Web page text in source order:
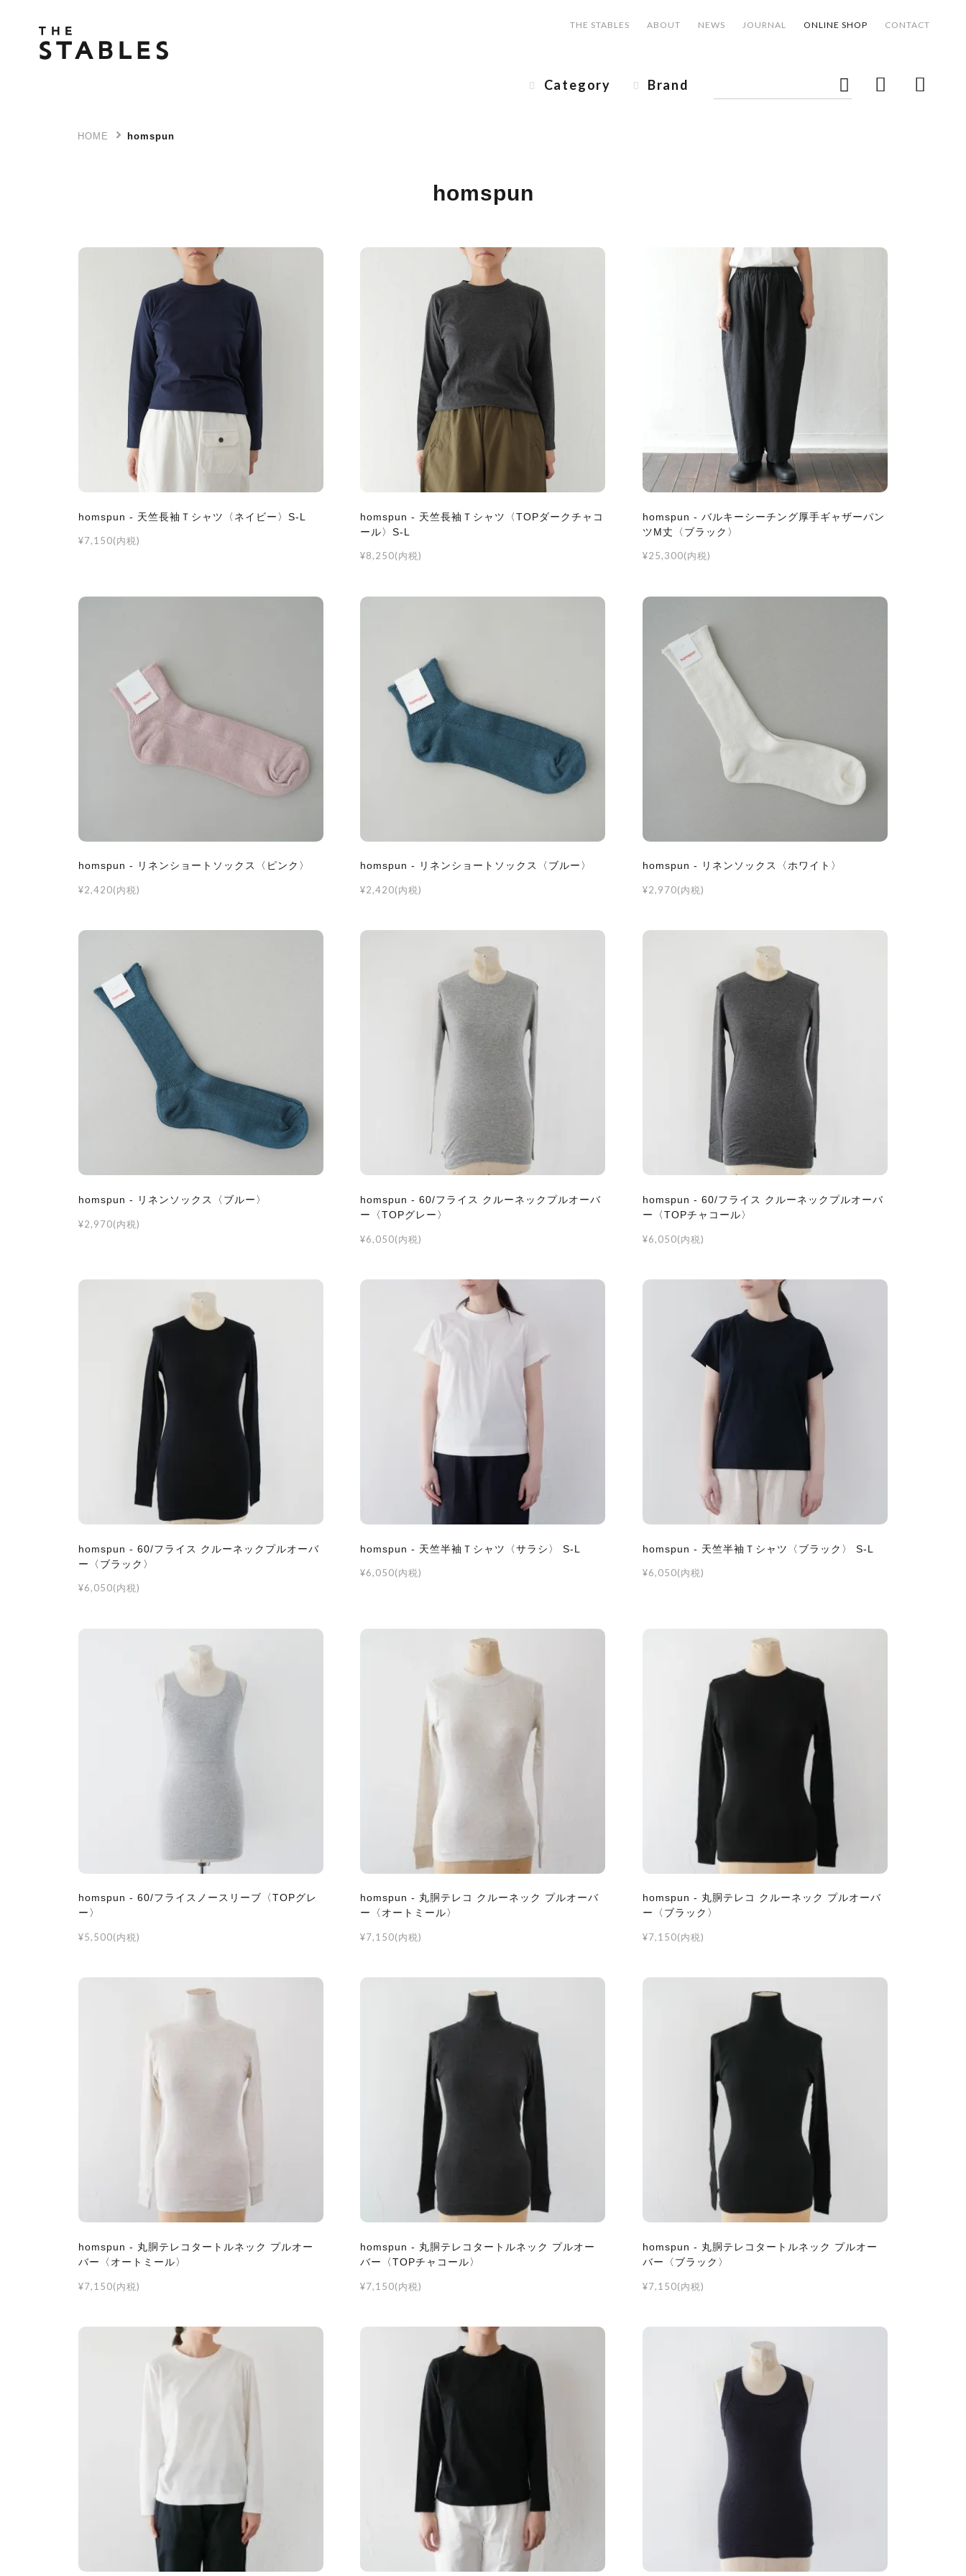
THE STABLES ABOUT NEWS JOURNAL ONLINE SHOP CONTACT
Category Brand
HOME homspun
homspun
homspun - 天竺長袖Ｔシャツ〈ネイビー〉S-L
¥7,150(内税)
homspun - 天竺長袖Ｔシャツ〈TOPダークチャコ
ール〉S-L
¥8,250(内税)
homspun - バルキーシーチング厚手ギャザーパン
ツM丈〈ブラック〉
¥25,300(内税)
homspun - リネンショートソックス〈ピンク〉
¥2,420(内税)
homspun - リネンショートソックス〈ブルー〉
¥2,420(内税)
homspun - リネンソックス〈ホワイト〉
¥2,970(内税)
homspun - リネンソックス〈ブルー〉
¥2,970(内税)
homspun - 60/フライス クルーネックプルオーバ
ー〈TOPグレー〉
¥6,050(内税)
homspun - 60/フライス クルーネックプルオーバ
ー〈TOPチャコール〉
¥6,050(内税)
homspun - 60/フライス クルーネックプルオーバ
ー〈ブラック〉
¥6,050(内税)
homspun - 天竺半袖Ｔシャツ〈サラシ〉 S-L
¥6,050(内税)
homspun - 天竺半袖Ｔシャツ〈ブラック〉 S-L
¥6,050(内税)
homspun - 60/フライスノースリーブ〈TOPグレ
ー〉
¥5,500(内税)
homspun - 丸胴テレコ クルーネック プルオーバ
ー〈オートミール〉
¥7,150(内税)
homspun - 丸胴テレコ クルーネック プルオーバ
ー〈ブラック〉
¥7,150(内税)
homspun - 丸胴テレコタートルネック プルオー
バー〈オートミール〉
¥7,150(内税)
homspun - 丸胴テレコタートルネック プルオー
バー〈TOPチャコール〉
¥7,150(内税)
homspun - 丸胴テレコタートルネック プルオー
バー〈ブラック〉
¥7,150(内税)